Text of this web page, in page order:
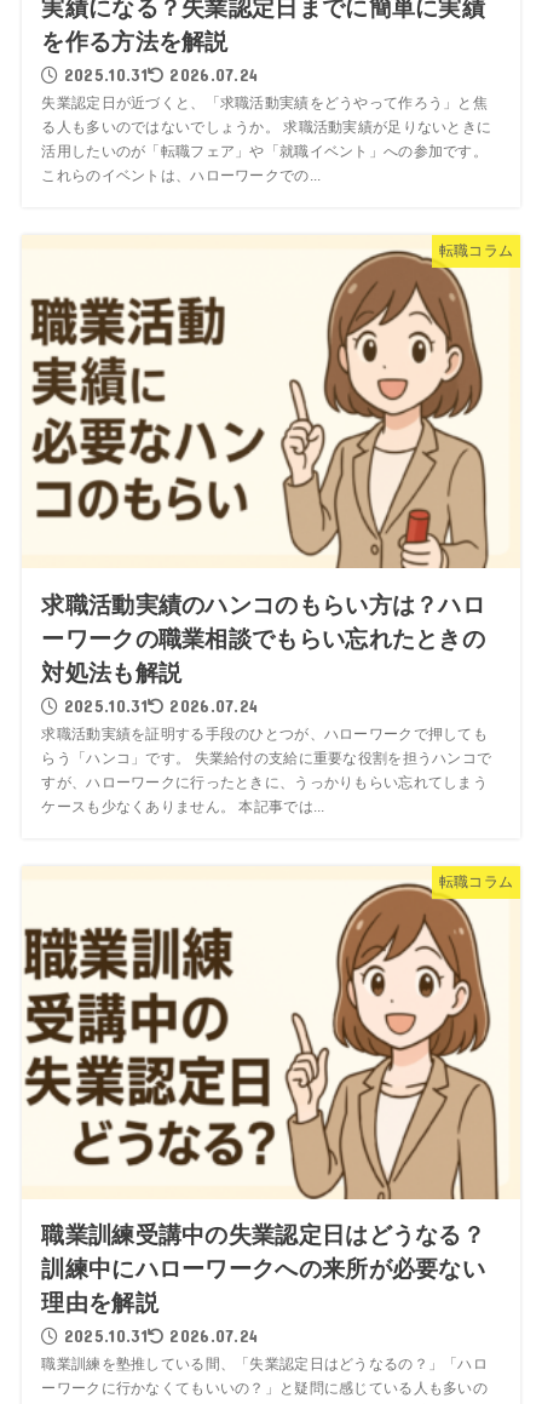
実績になる？失業認定日までに簡単に実績
を作る方法を解説
2025.10.31 2026.07.24
失業認定日が近づくと、「求職活動実績をどうやって作ろう」と焦
る人も多いのではないでしょうか。 求職活動実績が足りないときに
活用したいのが「転職フェア」や「就職イベント」への参加です。
これらのイベントは、ハローワークでの...
転職コラム
求職活動実績のハンコのもらい方は？ハロ
ーワークの職業相談でもらい忘れたときの
対処法も解説
2025.10.31 2026.07.24
求職活動実績を証明する手段のひとつが、ハローワークで押しても
らう「ハンコ」です。 失業給付の支給に重要な役割を担うハンコで
すが、ハローワークに行ったときに、うっかりもらい忘れてしまう
ケースも少なくありません。 本記事では...
転職コラム
職業訓練受講中の失業認定日はどうなる？
訓練中にハローワークへの来所が必要ない
理由を解説
2025.10.31 2026.07.24
職業訓練を塾推している間、「失業認定日はどうなるの？」「ハロ
ーワークに行かなくてもいいの？」と疑問に感じている人も多いの